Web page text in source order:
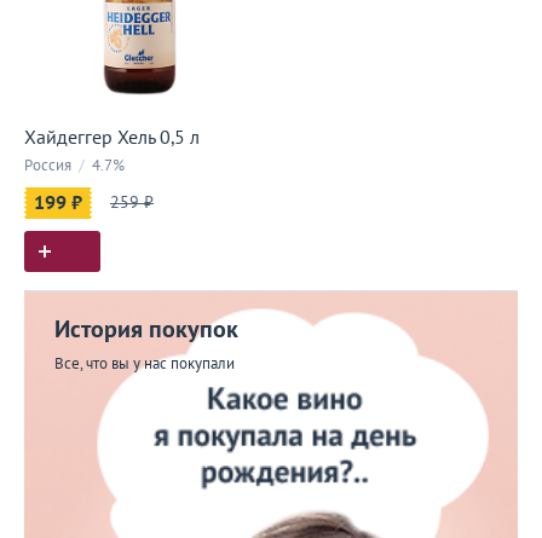
Хайдеггер Хель 0,5 л
Россия / 4.7%
199 ₽ 259 ₽
История покупок
Все, что вы у нас покупали